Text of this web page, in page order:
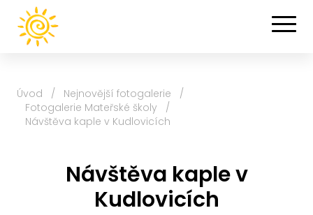
Úvod / Nejnovější fotogalerie
/
Fotogalerie Mateřské školy
/
Návštěva kaple v Kudlovicích
Návštěva kaple v
Kudlovicích